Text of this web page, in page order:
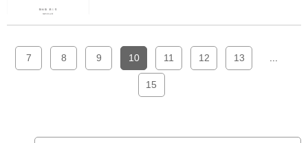
7 8 9 10 11 12 13
15